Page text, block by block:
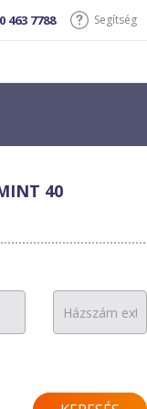
463 7788 Segítség
40